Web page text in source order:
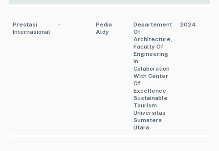
Prestasi
Internasional
-
Pedia
Aldy
Departement
Of
Architecture,
Faculty Of
Engineering
In
Colaboration
With Center
Of
Excellence
Sustainable
Tourism
Universitas
Sumatera
Utara
2024